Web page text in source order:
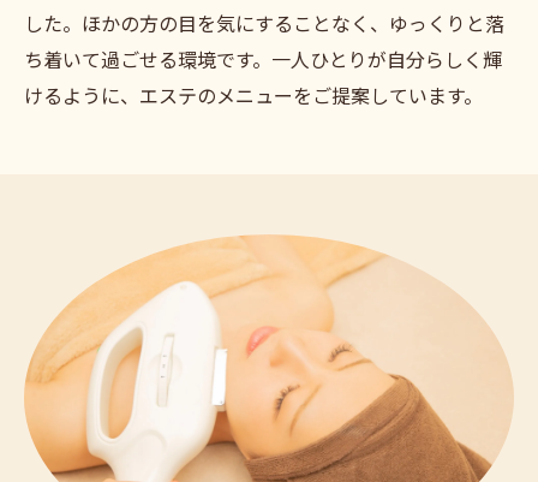
した。ほかの方の目を気にすることなく、ゆっくりと落
ち着いて過ごせる環境です。一人ひとりが自分らしく輝
けるように、エステのメニューをご提案しています。